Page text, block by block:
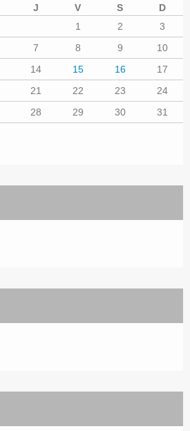
J V S
D
1
2
3
7 8 9
10
14 15 16
17
21 22 23
24
28 29 30 31